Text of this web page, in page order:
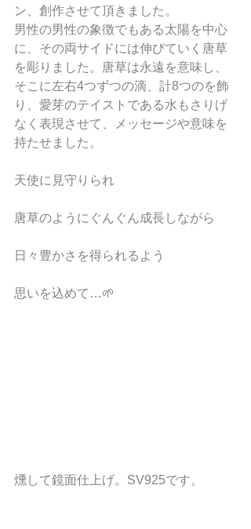
ン、創作させて頂きました。
男性の男性の象徴でもある太陽を中心
に、その両サイドには伸びていく唐草
を彫りました。唐草は永遠を意味し、
そこに左右4つずつの滴、計8つのを飾
り、愛芽のテイストである水もさりげ
なく表現させて、メッセージや意味を
持たせました。
天使に見守りられ
唐草のようにぐんぐん成長しながら
日々豊かさを得られるよう
思いを込めて…🌱
燻して鏡面仕上げ。SV925です。